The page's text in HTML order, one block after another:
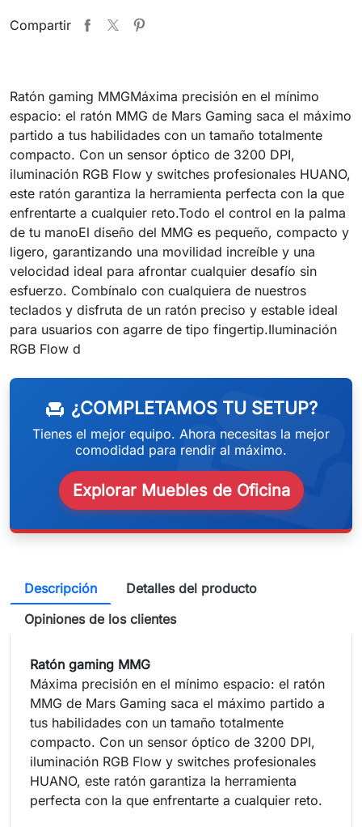
Compartir
Ratón gaming MMGMáxima precisión en el mínimo
espacio: el ratón MMG de Mars Gaming saca el máximo
partido a tus habilidades con un tamaño totalmente
compacto. Con un sensor óptico de 3200 DPI,
iluminación RGB Flow y switches profesionales HUANO,
este ratón garantiza la herramienta perfecta con la que
enfrentarte a cualquier reto.Todo el control en la palma
de tu manoEl diseño del MMG es pequeño, compacto y
ligero, garantizando una movilidad increíble y una
velocidad ideal para afrontar cualquier desafío sin
esfuerzo. Combínalo con cualquiera de nuestros
teclados y disfruta de un ratón preciso y estable ideal
para usuarios con agarre de tipo fingertip.Iluminación
RGB Flow d
chair ¿COMPLETAMOS TU SETUP?
Tienes el mejor equipo. Ahora necesitas la mejor
comodidad para rendir al máximo.
Explorar Muebles de Oficina
Descripción
Detalles del producto
Opiniones de los clientes
Ratón gaming MMG
Máxima precisión en el mínimo espacio: el ratón
MMG de Mars Gaming saca el máximo partido a
tus habilidades con un tamaño totalmente
compacto. Con un sensor óptico de 3200 DPI,
iluminación RGB Flow y switches profesionales
HUANO, este ratón garantiza la herramienta
perfecta con la que enfrentarte a cualquier reto.